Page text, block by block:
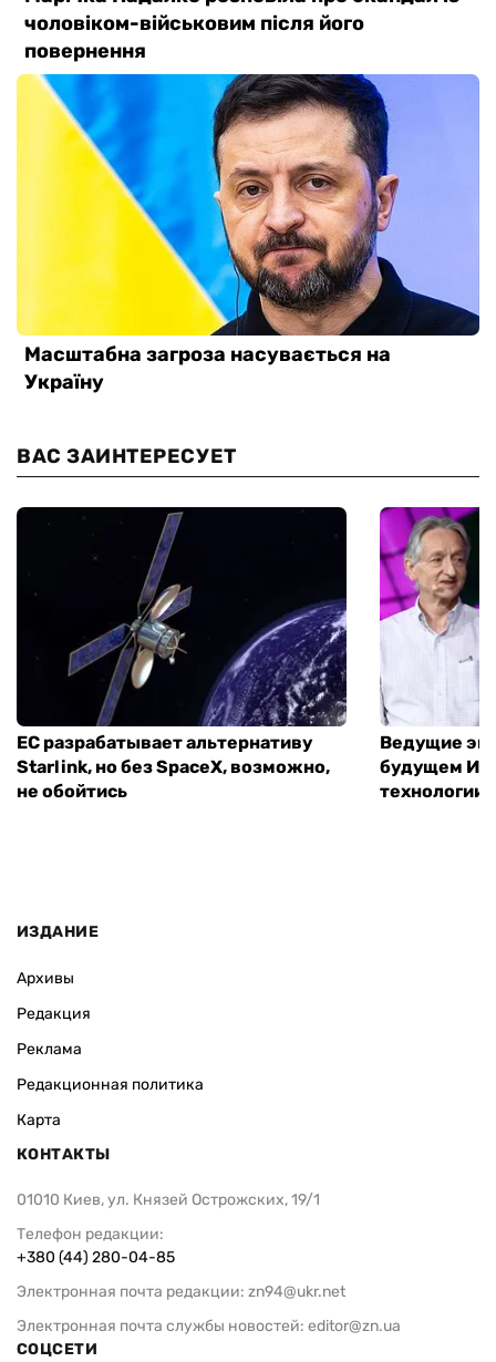
ВАС ЗАИНТЕРЕСУЕТ
ЕС разрабатывает альтернативу
Starlink, но без SpaceX, возможно,
не обойтись
Ведущие
будущем
технологии
ИЗДАНИЕ
Архивы
Редакция
Реклама
Редакционная политика
Карта
КОНТАКТЫ
01010 Киев, ул. Князей Острожских, 19/1
Телефон редакции:
+380 (44) 280-04-85
Электронная почта редакции: zn94@ukr.net
Электронная почта службы новостей: editor@zn.ua
СОЦСЕТИ